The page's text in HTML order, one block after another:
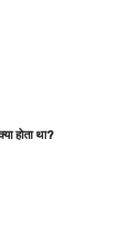
होता था?